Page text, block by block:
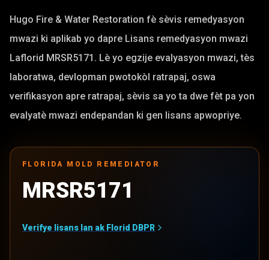
Hugo Fire & Water Restoration fè sèvis remedyasyon
mwazi ki aplikab yo dapre Lisans remedyasyon mwazi
Laflorid MRSR5171. Lè yo egzije evalyasyon mwazi, tès
laboratwa, devlopman pwotokòl ratrapaj, oswa
verifikasyon apre ratrapaj, sèvis sa yo ta dwe fèt pa yon
evalyatè mwazi endepandan ki gen lisans apwopriye.
FLORIDA MOLD REMEDIATOR
MRSR5171
Verifye lisans lan ak Florid DBPR